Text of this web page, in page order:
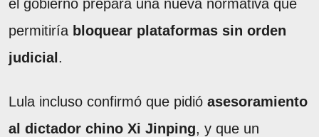
el gobierno prepara una nueva normativa que
permitiría bloquear plataformas sin orden
judicial .
Lula incluso confirmó que pidió asesoramiento
al dictador chino Xi Jinping, y que un